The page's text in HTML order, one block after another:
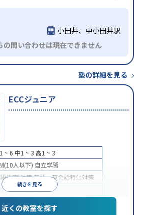
小田井、中小田井駅
の問い合わせは現在できません
塾の詳細を見る
ECCジュニア
続きを見る
~ 6 中1 ~ 3 高1 ~ 3
(10人以下) 自立学習
検定)対策英語・英会話特化対策
のみの受講可
近くの教室を探す